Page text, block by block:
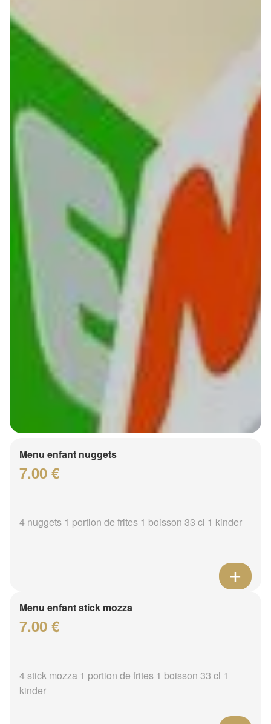
Menu enfant nuggets
7.00 €
4 nuggets 1 portion de frites 1 boisson 33 cl 1 kinder
Menu enfant stick mozza
7.00 €
4 stick mozza 1 portion de frites 1 boisson 33 cl 1
kinder